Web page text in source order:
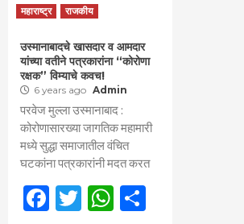
महाराष्ट्र
राजकीय
उस्मानाबादचे खासदार व आमदार
यांच्या वतीने पत्रकारांना “कोरोणा
रक्षक” विम्याचे कवच!
6 years ago Admin
परवेज मुल्ला उस्मानाबाद :
कोरोणासारख्या जागतिक महामारी
मध्ये सुद्धा समाजातील वंचित
घटकांना पत्रकारांनी मदत करत
Facebook
TwitterWhatsApp